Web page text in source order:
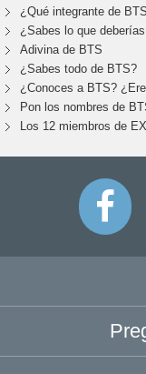
¿Qué integrante de
¿Sabes lo que
Adivina de BTS
¿Sabes todo de BTS?
¿Conoces a BTS?
Pon los nombres de
Los 12 miembros de